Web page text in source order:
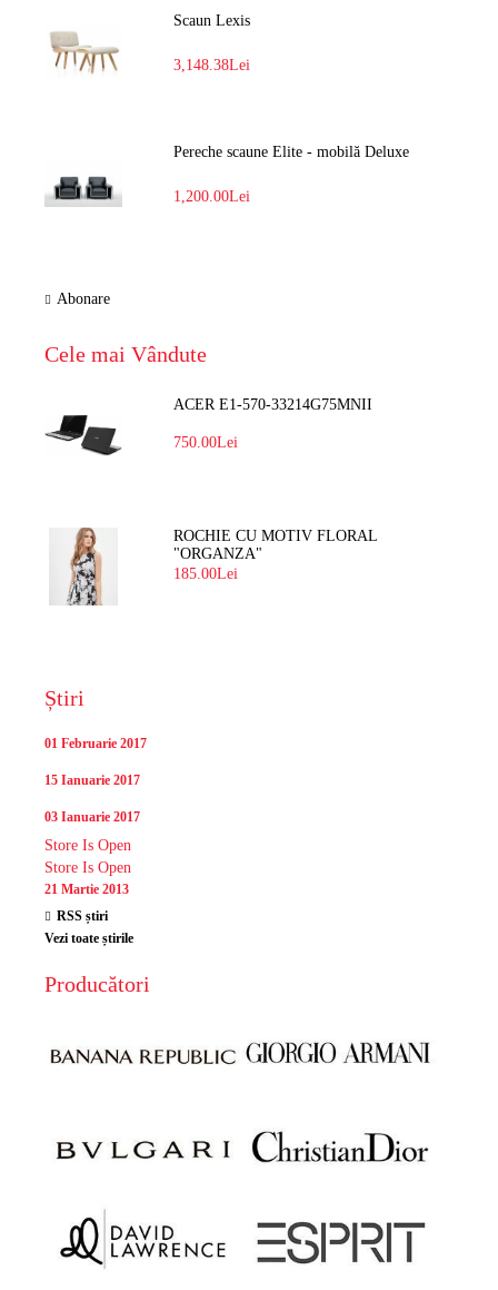
Scaun Lexis
3,148.38Lei
Pereche scaune Elite - mobilă Deluxe
1,200.00Lei
Abonare
Cele mai Vândute
ACER E1-570-33214G75MNII
750.00Lei
ROCHIE CU MOTIV FLORAL
"ORGANZA"
185.00Lei
Știri
01 Februarie 2017
15 Ianuarie 2017
03 Ianuarie 2017
Store Is Open
Store Is Open
21 Martie 2013
RSS știri
Vezi toate știrile
Producători